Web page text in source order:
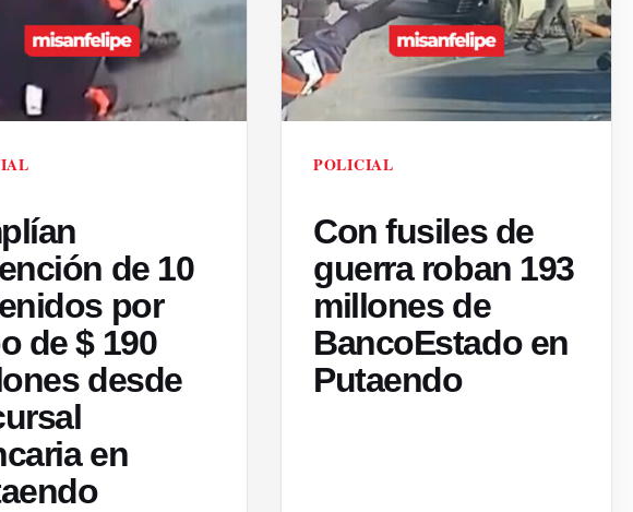
de 10
por
de $ 190
desde
en
POLICIAL
Con fusiles de
guerra roban 193
millones de
BancoEstado en
Putaendo